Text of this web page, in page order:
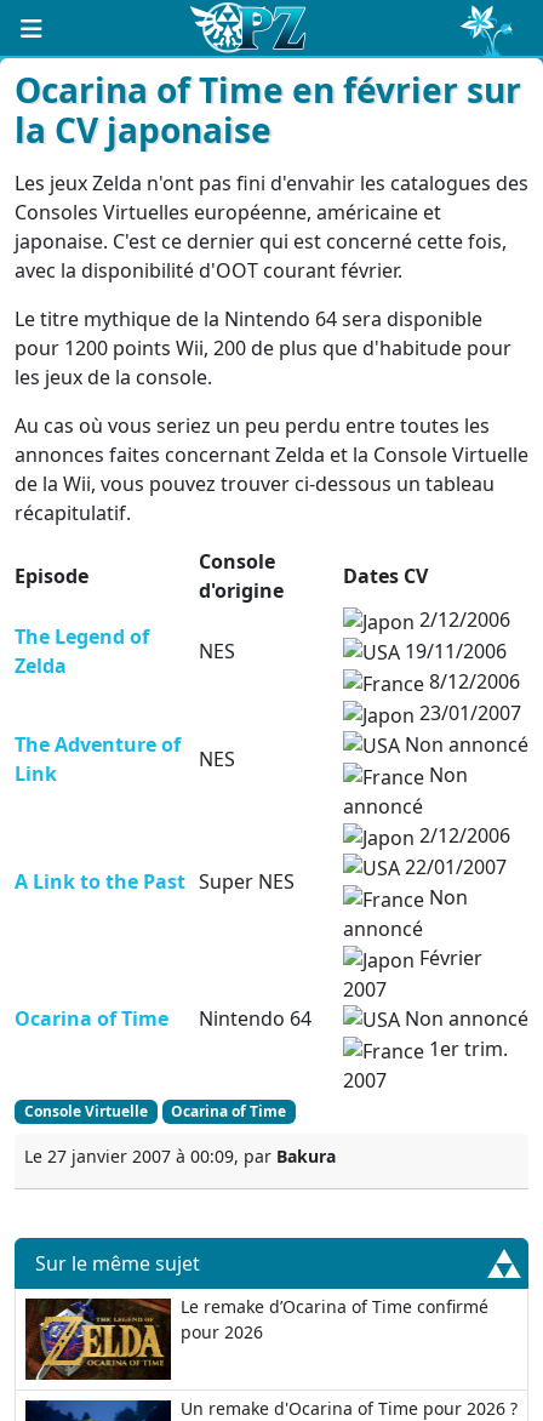
Ocarina of Time en février sur
la CV japonaise
Les jeux Zelda n'ont pas fini d'envahir les catalogues des
Consoles Virtuelles européenne, américaine et
japonaise. C'est ce dernier qui est concerné cette fois,
avec la disponibilité d'OOT courant février.
Le titre mythique de la Nintendo 64 sera disponible
pour 1200 points Wii, 200 de plus que d'habitude pour
les jeux de la console.
Au cas où vous seriez un peu perdu entre toutes les
annonces faites concernant Zelda et la Console Virtuelle
de la Wii, vous pouvez trouver ci-dessous un tableau
récapitulatif.
Episode
Console
d'origine
Dates CV
The Legend of
Zelda
NES
2/12/2006
19/11/2006
8/12/2006
The Adventure of
Link
NES
23/01/2007
Non annoncé
Non
annoncé
A Link to the Past Super NES
2/12/2006
22/01/2007
Non
annoncé
Ocarina of Time Nintendo 64
Février
2007
Non annoncé
1er trim.
2007
Console Virtuelle Ocarina of Time
Le 27 janvier 2007 à 00:09, par Bakura
Sur le même sujet
Le remake d’Ocarina of Time confirmé
pour 2026
Un remake d'Ocarina of Time pour 2026 ?